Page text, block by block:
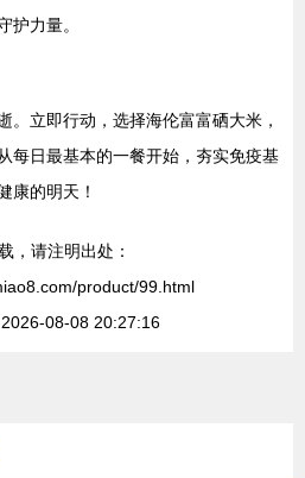
护力量。
。立即行动，选择海伦富富硒大米，
每日最基本的一餐开始，夯实免疫基
康的明天！
，请注明出处：
product/99.html
08-08 20:27:16